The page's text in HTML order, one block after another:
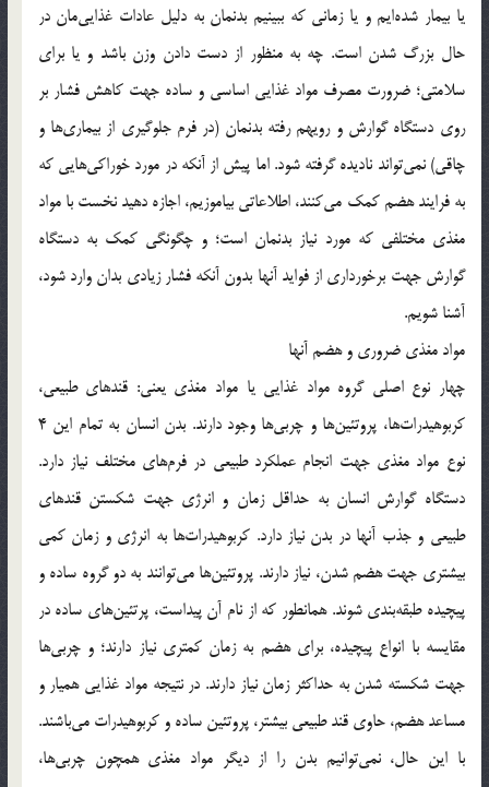
یا بیمار شده‌ایم و یا زمانی که ببینیم بدنمان به دلیل عادات غذایی‌مان در
حال بزرگ شدن است. چه به منظور از دست دادن وزن باشد و یا برای
سلامتی؛ ضرورت مصرف مواد غذایی اساسی و ساده جهت کاهش فشار بر
روی دستگاه گوارش و رویهم رفته بدنمان (در فرم جلوگیری از بیماری‌ها و
چاقی) نمی‌تواند نادیده گرفته شود. اما پیش از آنکه در مورد خوراکی‌هایی که
به فرایند هضم کمک می‌کنند، اطلاعاتی بیاموزیم، اجازه دهید نخست با مواد
مغذی مختلفی که مورد نیاز بدنمان است؛ و چگونگی کمک به دستگاه
گوارش جهت برخورداری از فواید آنها بدون آنکه فشار زیادی بدان وارد شود،
آشنا شویم.
مواد مغذی ضروری و هضم آنها
چهار نوع اصلی گروه مواد غذایی یا مواد مغذی یعنی: قندهای طبیعی،
کربوهیدرات‌ها، پروتئین‌ها و چربی‌ها وجود دارند. بدن انسان به تمام این 4
نوع مواد مغذی جهت انجام عملکرد طبیعی در فرم‌های مختلف نیاز دارد.
دستگاه گوارش انسان به حداقل زمان و انرژی جهت شکستن قندهای
طبیعی و جذب آنها در بدن نیاز دارد. کربوهیدرات‌ها به انرژی و زمان کمی
بیشتری جهت هضم شدن، نیاز دارند. پروتئین‌ها می‌توانند به دو گروه ساده و
پیچیده طبقه‌بندی شوند. همانطور که از نام آن پیداست، پرتئین‌های ساده در
مقایسه با انواع پیچیده، برای هضم به زمان کمتری نیاز دارند؛ و چربی‌ها
جهت شکسته شدن به حداکثر زمان نیاز دارند. در نتیجه مواد غذایی همیار و
مساعد هضم، حاوی قند طبیعی بیشتر، پروتئین ساده و کربوهیدرات می‌باشند.
با این حال، نمی‌توانیم بدن را از دیگر مواد مغذی همچون چربی‌ها،